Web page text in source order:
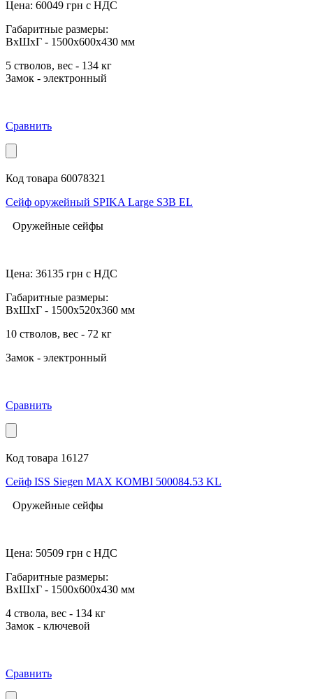
Цена: 60049 грн с НДС
Габаритные размеры:
ВхШхГ - 1500x600x430 мм
5 стволов, вес - 134 кг
Замок - электронный
Сравнить
Код товара 60078321
Сейф оружейный SPIKA Large S3B EL
Оружейные сейфы
Цена: 36135 грн с НДС
Габаритные размеры:
ВхШхГ - 1500x520x360 мм
10 стволов, вес - 72 кг
Замок - электронный
Сравнить
Код товара 16127
Сейф ISS Siegen MAX KOMBI 500084.53 KL
Оружейные сейфы
Цена: 50509 грн с НДС
Габаритные размеры:
ВхШхГ - 1500x600x430 мм
4 ствола, вес - 134 кг
Замок - ключевой
Сравнить